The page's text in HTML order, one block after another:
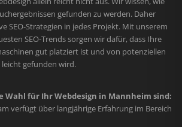
gefunden zu werden. Daher
SEO-Strategien in jedes Projekt. Mit unserem
SEO-Trends sorgen wir dafür, dass Ihre
gut platziert ist und von potenziellen
gefunden wird.
Wahl für Ihr Webdesign in Mannheim sind:
verfügt über langjährige Erfahrung im Bereich